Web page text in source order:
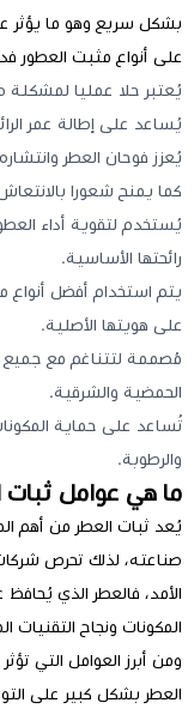
بشكل سريع وهو ما يؤثر
على أنواع مثبت العطور
يُعتبر حلا عمليا
يُساعد على إطالة عمر
يُعزز فوحان العطر
كما يمنح شعورا
يُستخدم لتقوية أداء
رائحتها الأساسية.
يتم استخدام أفضل أنواع
على هويتها الأصلية.
مُصممة لتتناغم مع جميع
الحمضية والشرقية.
تُساعد على حماية
والرطوبة.
ما هي عوامل ثبات
يُعد ثبات العطر من أهم
صناعته، لذلك تحرص
الأمد، فالعطر الذي
المكونات ونجاح
ومن أبرز العوامل التي
العطر بشكل كبير على